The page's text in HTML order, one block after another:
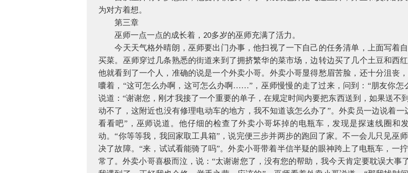
为对方着想。
第三章
巫师一点一点的成长着， 20多岁的巫师充满了活力。
今天天气格外晴朗，巫师要出门办事，他扫视了一下自己的任务清单，上面写着
买菜。巫师穿过几条熟悉的街道来到了拥挤繁华的菜市场，边转边买了几个土豆和西
他就看到了一个人，准确的说是一个外卖小哥。外卖小哥显得愁眉苦脸，还十分沮丧
囔着，“这可怎么办啊，这可怎么办啊……”，巫师慢慢的走了过来，问到：“朋友你怎
说道：“谢谢您，刚才我接了一个重要的单子，在规定时间内要把东西送到，如果送不
动不了，这附近也没有修理电动车的地方，我不知道该怎么办了”。外卖员一边说着
看看吧”，巫师说道。他仔细的检查了外卖小哥坏掉的电瓶车，发现是探速线圈和
动。“你等等我，我回家取工具箱”，说完便三步并两步的跑回了家。不一会儿只见巫
决了故障。“来，试试看能骑了吗”。外卖小哥带着半信半疑的眼神跨上了电瓶车，一
常了。外卖小哥喜极而泣，说：“太谢谢您了，没有您的帮助，我今天肯定要耽误大事